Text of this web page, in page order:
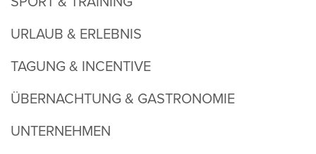
URLAUB & ERLEBNIS
TAGUNG & INCENTIVE
ÜBERNACHTUNG & GASTRONOMIE
UNTERNEHMEN